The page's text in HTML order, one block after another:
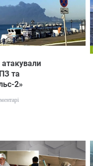
атакували
та
2»